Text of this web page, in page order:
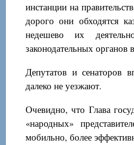
инстанции на
дорого они обходятся
недешево их
законодательных
Депутатов и сенаторов
далеко не уезжают.
Очевидно, что Глава
«народных»
мобильно, более